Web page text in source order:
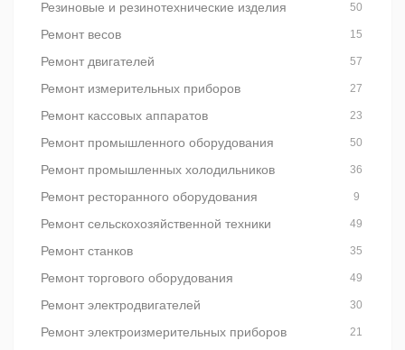
Резиновые и резинотехнические изделия 50
Ремонт весов 15
Ремонт двигателей 57
Ремонт измерительных приборов 27
Ремонт кассовых аппаратов 23
Ремонт промышленного оборудования 50
Ремонт промышленных холодильников 36
Ремонт ресторанного оборудования 9
Ремонт сельскохозяйственной техники 49
Ремонт станков 35
Ремонт торгового оборудования 49
Ремонт электродвигателей 30
Ремонт электроизмерительных приборов 21